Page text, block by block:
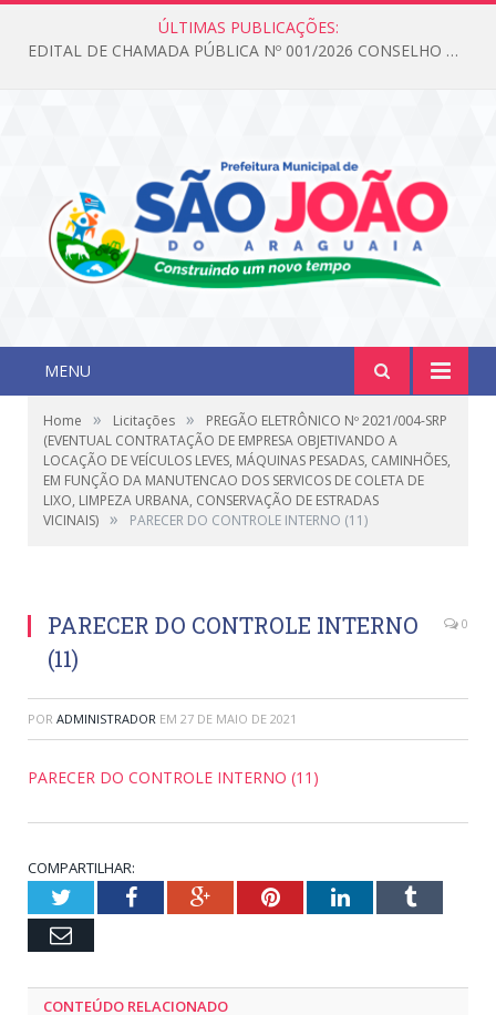
ÚLTIMAS PUBLICAÇÕES:
EDITAL DE CHAMADA PÚBLICA Nº 001/2026 CONSELHO DOS DIREITOS DA CRIANÇA E DO ADOLESCENTE
MENU
Home » Licitações »
PREGÃO ELETRÔNICO Nº 2021/004-SRP
(EVENTUAL CONTRATAÇÃO DE EMPRESA OBJETIVANDO A
LOCAÇÃO DE VEÍCULOS LEVES, MÁQUINAS PESADAS, CAMINHÕES,
EM FUNÇÃO DA MANUTENCAO DOS SERVICOS DE COLETA DE
LIXO, LIMPEZA URBANA, CONSERVAÇÃO DE ESTRADAS
VICINAIS) » PARECER DO CONTROLE INTERNO (11)
PARECER DO CONTROLE INTERNO
(11)
0
POR ADMINISTRADOR EM 27 DE MAIO DE 2021
PARECER DO CONTROLE INTERNO (11)
COMPARTILHAR:
TwitterFacebookGoogle+PinterestLinkedInTumblr
Email
CONTEÚDO RELACIONADO